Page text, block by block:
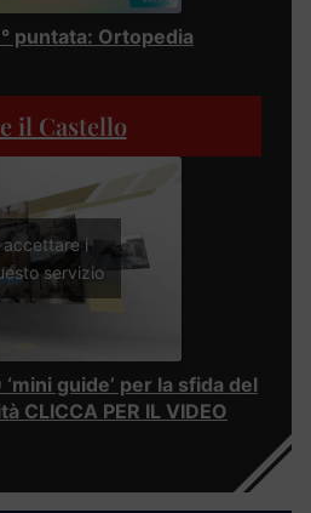
puntata: Ortopedia
il Castello
accettare i
servizio
guide’ per la sfida del
CLICCA PER IL VIDEO